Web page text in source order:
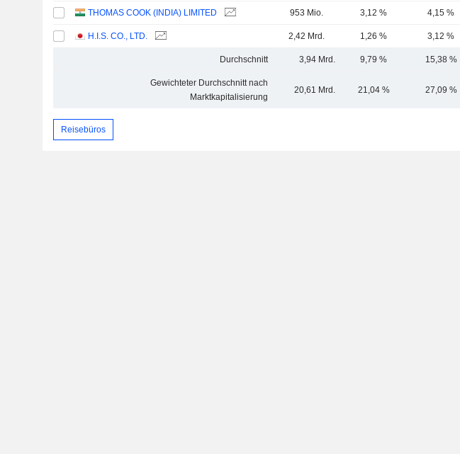
THOMAS COOK (INDIA) LIMITED 953 Mio. 3,12 % 4,15 %
H.I.S. CO., LTD. 2,42 Mrd. 1,26 % 3,12 %
Durchschnitt 3,94 Mrd. 9,79 % 15,38 %
Gewichteter Durchschnitt nach
Marktkapitalisierung
20,61 Mrd. 21,04 % 27,09 %
Reisebüros